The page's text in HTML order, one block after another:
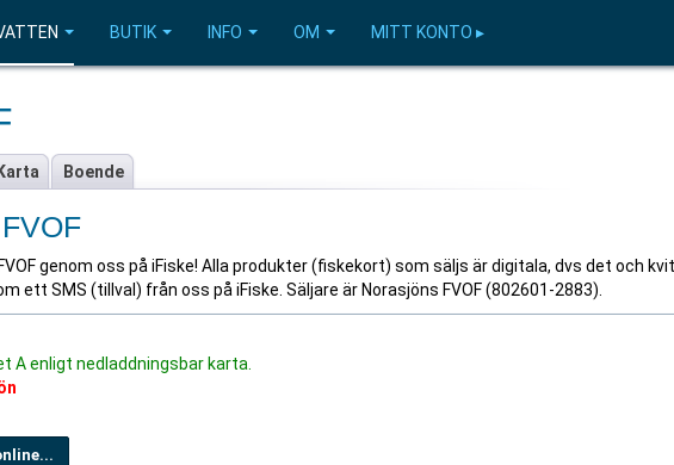
BUTIK INFO OM MITT KONTO ▸
Karta Boende
genom oss på iFiske! Alla produkter (fiskekort) som säljs är digitala, dvs det och
ett SMS (tillval) från oss på iFiske. Säljare är Norasjöns FVOF (802601-2883).
A enligt nedladdningsbar karta.